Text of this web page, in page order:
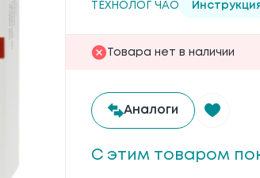
ТЕХНОЛОГ ЧАО
Товара нет в наличии
Аналоги
С этим товаром